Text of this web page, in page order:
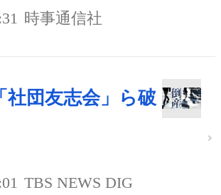
時事通信社
社団友志会」ら破
TBS NEWS DIG